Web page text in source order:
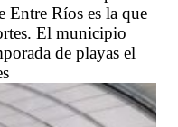
Entre Ríos es la que
El municipio
de playas el